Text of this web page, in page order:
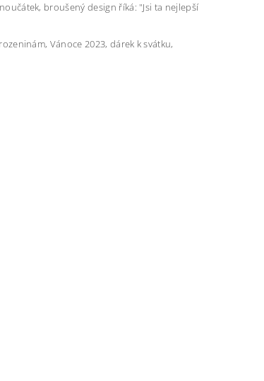
broušený design říká: "Jsi ta nejlepší
Vánoce 2023, dárek k svátku,